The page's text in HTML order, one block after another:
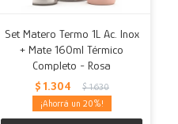
Set Matero Termo 1L Ac. Inox
+ Mate 160ml Térmico
Completo - Rosa
$ 1.304 $ 1.630
20